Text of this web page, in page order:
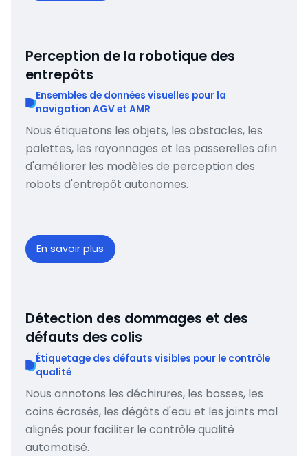
Perception de la robotique des
entrepôts
Ensembles de données visuelles pour la
navigation AGV et AMR
Nous étiquetons les objets, les obstacles, les
palettes, les rayonnages et les passerelles afin
d'améliorer les modèles de perception des
robots d'entrepôt autonomes.
En savoir plus
Détection des dommages et des
défauts des colis
Étiquetage des défauts visibles pour le contrôle
qualité
Nous annotons les déchirures, les bosses, les
coins écrasés, les dégâts d'eau et les joints mal
alignés pour faciliter le contrôle qualité
automatisé.